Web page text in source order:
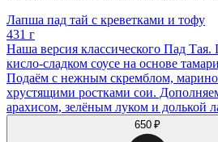
Лапша пад тай с креветками и тофу
431 г
Наша версия классического Пад
кисло‑сладком соусе на основе
Подаём с нежным скремблом,
хрустящими ростками сои.
арахисом, зелёным луком и долькой
650 ₽